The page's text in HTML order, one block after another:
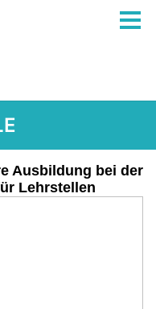
Ausbildung bei der
Lehrstellen